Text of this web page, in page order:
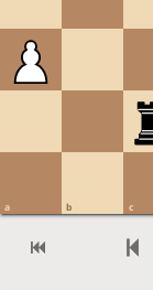
a b c